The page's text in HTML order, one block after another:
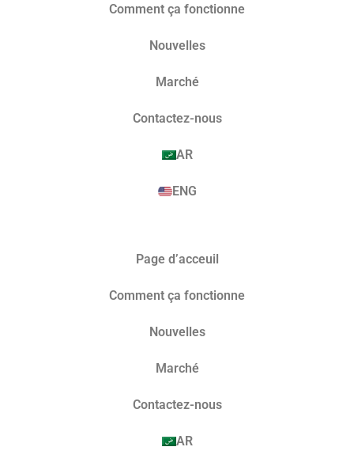
Comment ça fonctionne
Nouvelles
Marché​
Contactez-nous
AR
ENG
Page d’acceuil
Comment ça fonctionne
Nouvelles
Marché​
Contactez-nous
AR